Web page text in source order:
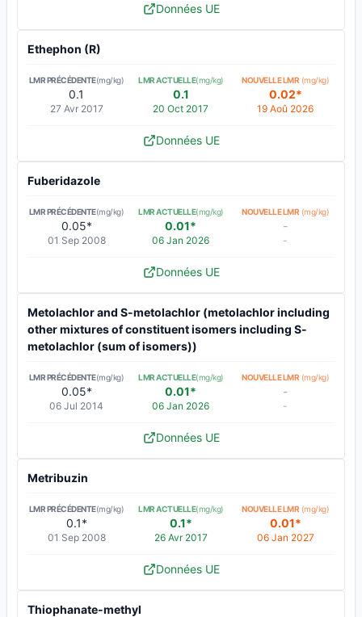
Données UE
Ethephon (R)
LMR PRÉCÉDENTE(mg/kg)
0.1
27 Avr 2017
LMR ACTUELLE(mg/kg)
0.1
20 Oct 2017
NOUVELLE LMR (mg/kg)
0.02*
19 Aoû 2026
Données UE
Fuberidazole
LMR PRÉCÉDENTE(mg/kg)
0.05*
01 Sep 2008
LMR ACTUELLE(mg/kg)
0.01*
06 Jan 2026
NOUVELLE LMR (mg/kg)
-
-
Données UE
Metolachlor and S-metolachlor (metolachlor including
other mixtures of constituent isomers including S-
metolachlor (sum of isomers))
LMR PRÉCÉDENTE(mg/kg)
0.05*
06 Jul 2014
LMR ACTUELLE(mg/kg)
0.01*
06 Jan 2026
NOUVELLE LMR (mg/kg)
-
-
Données UE
Metribuzin
LMR PRÉCÉDENTE(mg/kg)
0.1*
01 Sep 2008
LMR ACTUELLE(mg/kg)
0.1*
26 Avr 2017
NOUVELLE LMR (mg/kg)
0.01*
06 Jan 2027
Données UE
Thiophanate-methyl